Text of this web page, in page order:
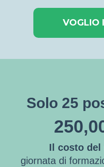
VOGLIO
Solo 25
Il costo del
giornata di